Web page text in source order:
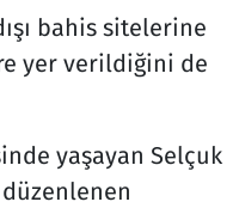
bahis sitelerine
yer verildiğini de
yaşayan Selçuk